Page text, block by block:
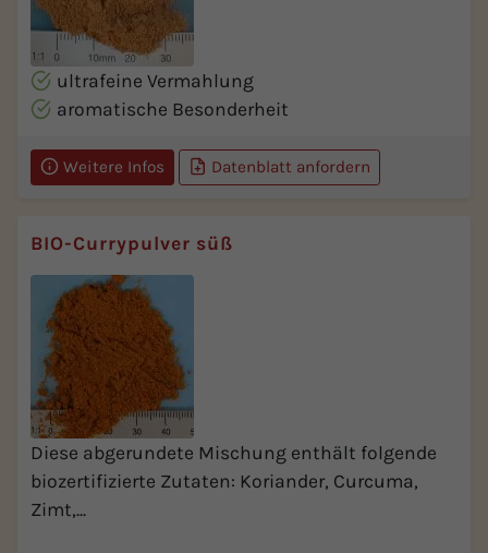
ultrafeine Vermahlung
aromatische Besonderheit
Weitere Infos Datenblatt anfordern
BIO-Currypulver süß
Diese abgerundete Mischung enthält folgende
biozertifizierte Zutaten: Koriander, Curcuma,
Zimt,...